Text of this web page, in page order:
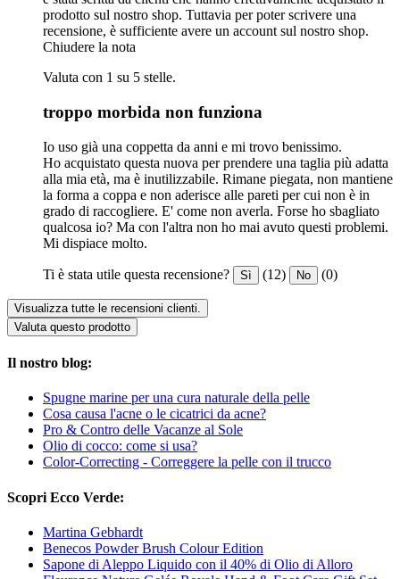
prodotto sul nostro shop. Tuttavia per poter scrivere una
recensione, è sufficiente avere un account sul nostro shop.
Chiudere la nota
Valuta con 1 su 5 stelle.
troppo morbida non funziona
Io uso già una coppetta da anni e mi trovo benissimo.
Ho acquistato questa nuova per prendere una taglia più adatta
alla mia età, ma è inutilizzabile. Rimane piegata, non mantiene
la forma a coppa e non aderisce alle pareti per cui non è in
grado di raccogliere. E' come non averla. Forse ho sbagliato
qualcosa io? Ma con l'altra non ho mai avuto questi problemi.
Mi dispiace molto.
Ti è stata utile questa recensione? Sì (12) No (0)
Visualizza tutte le recensioni clienti.
Valuta questo prodotto
Il nostro blog:
Spugne marine per una cura naturale della pelle
Cosa causa l'acne o le cicatrici da acne?
Pro & Contro delle Vacanze al Sole
Olio di cocco: come si usa?
Color-Correcting - Correggere la pelle con il trucco
Scopri Ecco Verde:
Martina Gebhardt
Benecos Powder Brush Colour Edition
Sapone di Aleppo Liquido con il 40% di Olio di Alloro